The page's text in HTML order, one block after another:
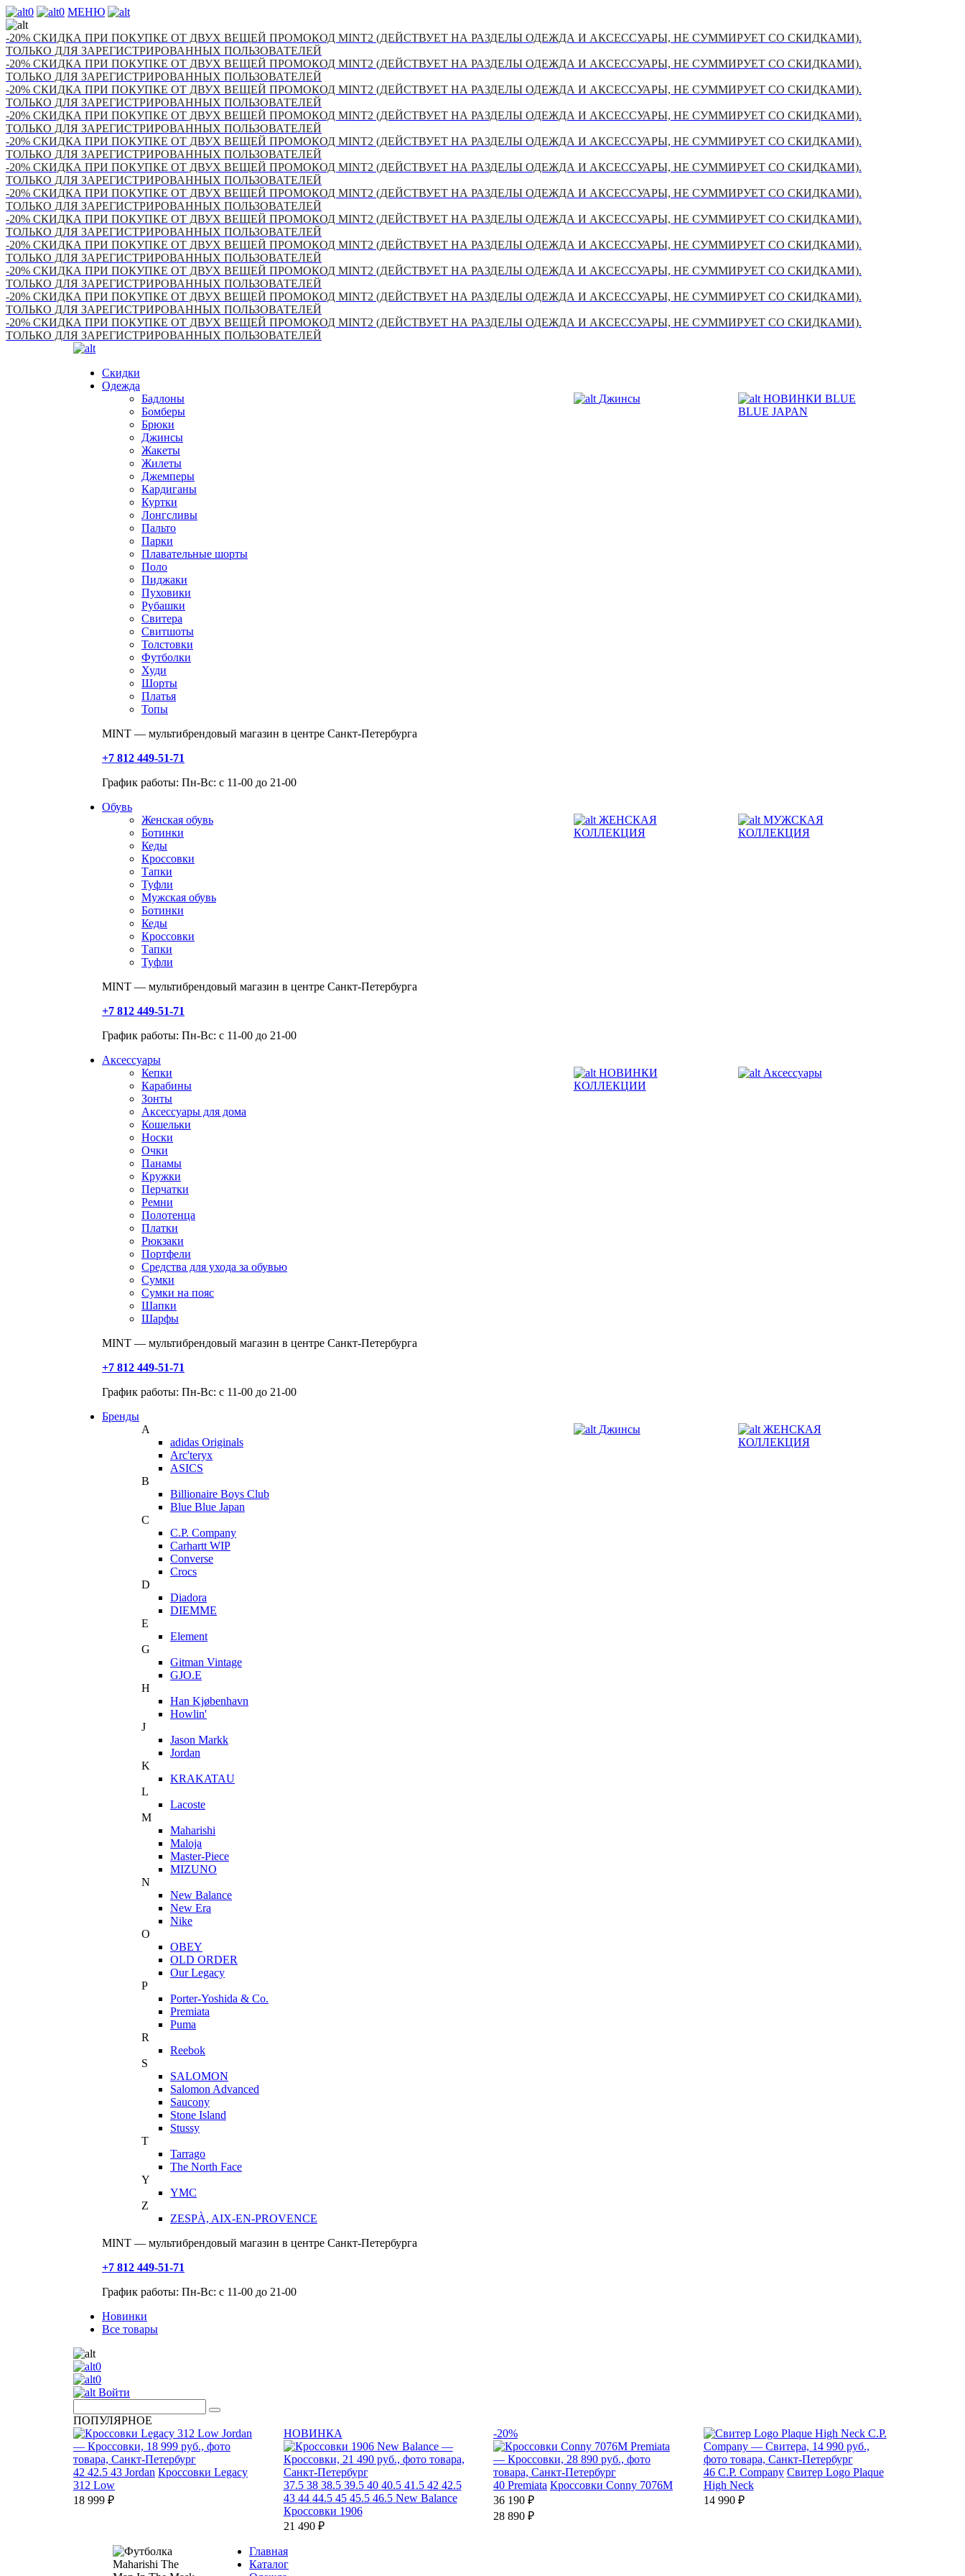
0 0 МЕНЮ
-20% СКИДКА ПРИ ПОКУПКЕ ОТ ДВУХ ВЕЩЕЙ ПРОМОКОД MINT2 (ДЕЙСТВУЕТ НА РАЗДЕЛЫ ОДЕЖДА И АКСЕССУАРЫ, НЕ СУММИРУЕТ СО СКИДКАМИ).
ТОЛЬКО ДЛЯ ЗАРЕГИСТРИРОВАННЫХ ПОЛЬЗОВАТЕЛЕЙ
-20% СКИДКА ПРИ ПОКУПКЕ ОТ ДВУХ ВЕЩЕЙ ПРОМОКОД MINT2 (ДЕЙСТВУЕТ НА РАЗДЕЛЫ ОДЕЖДА И АКСЕССУАРЫ, НЕ СУММИРУЕТ СО СКИДКАМИ).
ТОЛЬКО ДЛЯ ЗАРЕГИСТРИРОВАННЫХ ПОЛЬЗОВАТЕЛЕЙ
-20% СКИДКА ПРИ ПОКУПКЕ ОТ ДВУХ ВЕЩЕЙ ПРОМОКОД MINT2 (ДЕЙСТВУЕТ НА РАЗДЕЛЫ ОДЕЖДА И АКСЕССУАРЫ, НЕ СУММИРУЕТ СО СКИДКАМИ).
ТОЛЬКО ДЛЯ ЗАРЕГИСТРИРОВАННЫХ ПОЛЬЗОВАТЕЛЕЙ
-20% СКИДКА ПРИ ПОКУПКЕ ОТ ДВУХ ВЕЩЕЙ ПРОМОКОД MINT2 (ДЕЙСТВУЕТ НА РАЗДЕЛЫ ОДЕЖДА И АКСЕССУАРЫ, НЕ СУММИРУЕТ СО СКИДКАМИ).
ТОЛЬКО ДЛЯ ЗАРЕГИСТРИРОВАННЫХ ПОЛЬЗОВАТЕЛЕЙ
-20% СКИДКА ПРИ ПОКУПКЕ ОТ ДВУХ ВЕЩЕЙ ПРОМОКОД MINT2 (ДЕЙСТВУЕТ НА РАЗДЕЛЫ ОДЕЖДА И АКСЕССУАРЫ, НЕ СУММИРУЕТ СО СКИДКАМИ).
ТОЛЬКО ДЛЯ ЗАРЕГИСТРИРОВАННЫХ ПОЛЬЗОВАТЕЛЕЙ
-20% СКИДКА ПРИ ПОКУПКЕ ОТ ДВУХ ВЕЩЕЙ ПРОМОКОД MINT2 (ДЕЙСТВУЕТ НА РАЗДЕЛЫ ОДЕЖДА И АКСЕССУАРЫ, НЕ СУММИРУЕТ СО СКИДКАМИ).
ТОЛЬКО ДЛЯ ЗАРЕГИСТРИРОВАННЫХ ПОЛЬЗОВАТЕЛЕЙ
-20% СКИДКА ПРИ ПОКУПКЕ ОТ ДВУХ ВЕЩЕЙ ПРОМОКОД MINT2 (ДЕЙСТВУЕТ НА РАЗДЕЛЫ ОДЕЖДА И АКСЕССУАРЫ, НЕ СУММИРУЕТ СО СКИДКАМИ).
ТОЛЬКО ДЛЯ ЗАРЕГИСТРИРОВАННЫХ ПОЛЬЗОВАТЕЛЕЙ
-20% СКИДКА ПРИ ПОКУПКЕ ОТ ДВУХ ВЕЩЕЙ ПРОМОКОД MINT2 (ДЕЙСТВУЕТ НА РАЗДЕЛЫ ОДЕЖДА И АКСЕССУАРЫ, НЕ СУММИРУЕТ СО СКИДКАМИ).
ТОЛЬКО ДЛЯ ЗАРЕГИСТРИРОВАННЫХ ПОЛЬЗОВАТЕЛЕЙ
-20% СКИДКА ПРИ ПОКУПКЕ ОТ ДВУХ ВЕЩЕЙ ПРОМОКОД MINT2 (ДЕЙСТВУЕТ НА РАЗДЕЛЫ ОДЕЖДА И АКСЕССУАРЫ, НЕ СУММИРУЕТ СО СКИДКАМИ).
ТОЛЬКО ДЛЯ ЗАРЕГИСТРИРОВАННЫХ ПОЛЬЗОВАТЕЛЕЙ
-20% СКИДКА ПРИ ПОКУПКЕ ОТ ДВУХ ВЕЩЕЙ ПРОМОКОД MINT2 (ДЕЙСТВУЕТ НА РАЗДЕЛЫ ОДЕЖДА И АКСЕССУАРЫ, НЕ СУММИРУЕТ СО СКИДКАМИ).
ТОЛЬКО ДЛЯ ЗАРЕГИСТРИРОВАННЫХ ПОЛЬЗОВАТЕЛЕЙ
-20% СКИДКА ПРИ ПОКУПКЕ ОТ ДВУХ ВЕЩЕЙ ПРОМОКОД MINT2 (ДЕЙСТВУЕТ НА РАЗДЕЛЫ ОДЕЖДА И АКСЕССУАРЫ, НЕ СУММИРУЕТ СО СКИДКАМИ).
ТОЛЬКО ДЛЯ ЗАРЕГИСТРИРОВАННЫХ ПОЛЬЗОВАТЕЛЕЙ
-20% СКИДКА ПРИ ПОКУПКЕ ОТ ДВУХ ВЕЩЕЙ ПРОМОКОД MINT2 (ДЕЙСТВУЕТ НА РАЗДЕЛЫ ОДЕЖДА И АКСЕССУАРЫ, НЕ СУММИРУЕТ СО СКИДКАМИ).
ТОЛЬКО ДЛЯ ЗАРЕГИСТРИРОВАННЫХ ПОЛЬЗОВАТЕЛЕЙ
Скидки
Одежда
Бадлоны
Бомберы
Брюки
Джинсы
Жакеты
Жилеты
Джемперы
Кардиганы
Куртки
Лонгсливы
Пальто
Парки
Плавательные шорты
Поло
Пиджаки
Пуховики
Рубашки
Свитера
Свитшоты
Толстовки
Футболки
Худи
Шорты
Платья
Топы
Джинсы
НОВИНКИ BLUE
BLUE JAPAN
MINT — мультибрендовый магазин в центре Санкт-Петербурга
+7 812 449-51-71
График работы: Пн-Вс: с 11-00 до 21-00
Обувь
Женская обувь
Ботинки
Кеды
Кроссовки
Тапки
Туфли
Мужская обувь
Ботинки
Кеды
Кроссовки
Тапки
Туфли
ЖЕНСКАЯ
КОЛЛЕКЦИЯ
МУЖСКАЯ
КОЛЛЕКЦИЯ
MINT — мультибрендовый магазин в центре Санкт-Петербурга
+7 812 449-51-71
График работы: Пн-Вс: с 11-00 до 21-00
Аксессуары
Кепки
Карабины
Зонты
Аксессуары для дома
Кошельки
Носки
Очки
Панамы
Кружки
Перчатки
Ремни
Полотенца
Платки
Рюкзаки
Портфели
Средства для ухода за обувью
Сумки
Сумки на пояс
Шапки
Шарфы
НОВИНКИ
КОЛЛЕКЦИИ
Аксессуары
MINT — мультибрендовый магазин в центре Санкт-Петербурга
+7 812 449-51-71
График работы: Пн-Вс: с 11-00 до 21-00
Бренды
A
adidas Originals
Arc'teryx
ASICS
B
Billionaire Boys Club
Blue Blue Japan
C
C.P. Company
Carhartt WIP
Converse
Crocs
D
Diadora
DIEMME
E
Element
G
Gitman Vintage
GJO.E
H
Han Kjøbenhavn
Howlin'
J
Jason Markk
Jordan
K
KRAKATAU
L
Lacoste
M
Maharishi
Maloja
Master-Piece
MIZUNO
N
New Balance
New Era
Nike
O
OBEY
OLD ORDER
Our Legacy
P
Porter-Yoshida & Co.
Premiata
Puma
R
Reebok
S
SALOMON
Salomon Advanced
Saucony
Stone Island
Stussy
T
Tarrago
The North Face
Y
YMC
Z
ZESPÀ, AIX-EN-PROVENCE
Джинсы
ЖЕНСКАЯ
КОЛЛЕКЦИЯ
MINT — мультибрендовый магазин в центре Санкт-Петербурга
+7 812 449-51-71
График работы: Пн-Вс: с 11-00 до 21-00
Новинки
Все товары
0
0
Войти
ПОПУЛЯРНОЕ
42 42.5 43 Jordan Кроссовки Legacy
312 Low
18 999 ₽
НОВИНКА
37.5 38 38.5 39.5 40 40.5 41.5 42 42.5
43 44 44.5 45 45.5 46.5 New Balance
Кроссовки 1906
21 490 ₽
-20%
40 Premiata Кроссовки Conny 7076M
36 190 ₽
28 890 ₽
46 C.P. Company Свитер Logo Plaque
High Neck
14 990 ₽
Главная
Каталог